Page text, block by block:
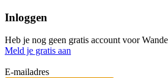
Inloggen
Heb je nog geen gratis account voor
Meld je gratis aan
E-mailadres